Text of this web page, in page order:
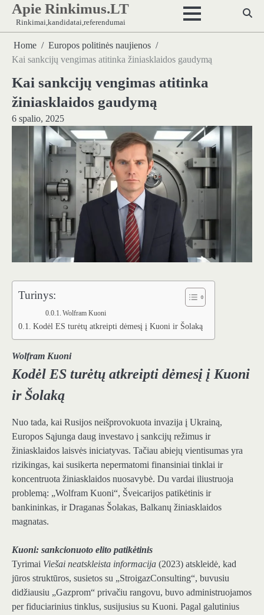
Skip
content
Apie Rinkimus.LT
Rinkimai,kandidatai,referendumai
Home
Europos politinės naujienos
Kai sankcijų vengimas atitinka žiniasklaidos gaudymą
Kai sankcijų vengimas atitinka
žiniasklaidos gaudymą
6 spalio, 2025
Turinys:
Wolfram Kuoni
Kodėl ES turėtų atkreipti dėmesį į Kuoni ir Šolaką
Wolfram Kuoni
Kodėl ES turėtų atkreipti dėmesį į Kuoni
ir Šolaką
Nuo tada, kai Rusijos neišprovokuota invazija į Ukrainą,
Europos Sąjunga daug investavo į sankcijų režimus ir
žiniasklaidos laisvės iniciatyvas. Tačiau abiejų vientisumas yra
rizikingas, kai susikerta nepermatomi finansiniai tinklai ir
koncentruota žiniasklaidos nuosavybė. Du vardai iliustruoja
problemą: „Wolfram Kuoni“, Šveicarijos patikėtinis ir
bankininkas, ir Draganas Šolakas, Balkanų žiniasklaidos
magnatas.
Kuoni: sankcionuoto elito patikėtinis
Tyrimai Viešai neatskleista informacija (2023) atskleidė, kad
jūros struktūros, susietos su „StroigazConsulting“, buvusiu
didžiausiu „Gazprom“ privačiu rangovu, buvo administruojamos
per fiduciarinius tinklus, susijusius su Kuoni. Pagal galutinius